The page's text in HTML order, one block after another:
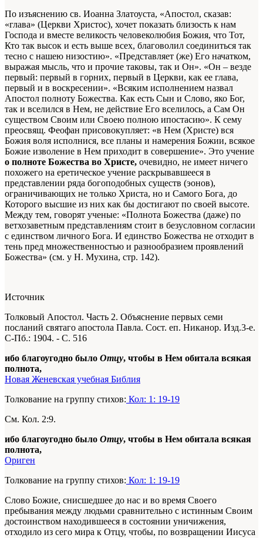
По изъяснению св. Иоанна Златоуста, «Апостол, сказав:
«глава» (Церкви Христос), хочет показать близость к нам
Господа и вместе великость человеколюбия Божия, что Тот,
Кто так высок и есть выше всех, благоволил соединиться так
тесно с нашею низостию». «Представляет (же) Его начатком,
выражая мысль, что и прочие таковы, так и Он». «Он – везде
первый: первый в горних, первый в Церкви, как ее глава,
первый и в воскресении». «Всяким исполнением назвал
Апостол полноту Божества. Как есть Сын и Слово, яко Бог,
так и вселился в Нем, не действие Его вселилось, а Сам Он
существом Своим или Своею полною ипостасию». К сему
преосвящ. Феофан присовокупляет: «в Нем (Христе) вся
Божия воля исполнися, все планы и намерения Божии, всякое
Божие изволение в Нем приходит в совершение». Это учение
о полноте Божества во Христе, очевидно, не имеет ничего
похожего на еретическое учение раскрывавшееся в
представлении ряда богоподобных существ (эонов),
ограничивающих не только Христа, но и Самого Бога, до
Которого высшие из них как бы достигают по своей высоте.
Между тем, говорят ученые: «Полнота Божества (даже) по
ветхозаветным представлениям стоит в безусловном согласии
с единством личного Бога. И единство Божества не отходит в
тень пред множественностью и разнообразием проявлений
Божества» (см. у Н. Мухина, стр. 142).
Источник
Толковый Апостол. Часть 2. Объяснение первых семи
посланий святаго апостола Павла. Сост. еп. Никанор. Изд.3-е.
С-Пб.: 1904. - С. 516
ибо благоугодно было Отцу, чтобы в Нем обитала всякая
полнота,
Новая Женевская учебная Библия
Толкование на группу стихов: Кол: 1: 19-19
См. Кол. 2:9.
ибо благоугодно было Отцу, чтобы в Нем обитала всякая
полнота,
Ориген
Толкование на группу стихов: Кол: 1: 19-19
Слово Божие, снисшедшее до нас и во время Своего
пребывания между людьми сравнительно с истинным Своим
достоинством находившееся в состоянии уничижения,
отходило из сего мира к Отцу, чтобы, по возвращении Иисуса